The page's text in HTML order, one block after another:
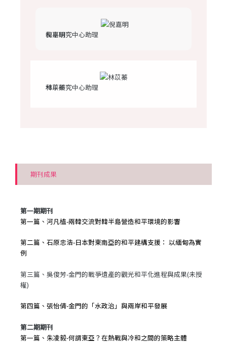
倪嘉明
和平研究中心助理
林苡蓁
和平研究中心助理
期刊成果
第一期期刊
第一篇、河凡植-兩韓交流對韓半島營造和平環境的影響
第二篇、石原忠浩-日本對東南亞的和平建構支援： 以緬甸為實
例
第三篇、吳俊芳-金門的戰爭遺產的觀光和平化進程與成果(未授
權)
第四篇、張怡倩-金門的「水政治」與兩岸和平發展
第二期期刊
第一篇、朱凌毅-何謂東亞？在熱戰與冷和之間的策略主體